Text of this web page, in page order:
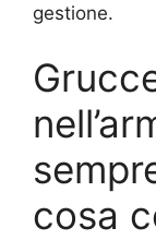
gestione.
cosa